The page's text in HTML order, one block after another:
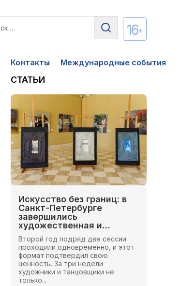
16+
Контакты
Международные события
СТАТЬИ
Искусство без границ: в
Санкт-Петербурге
завершились
художественная и
хореографическая сессии
Школы Иннопрактики.
Второй год подряд две сессии
проходили одновременно, и этот
формат подтвердил свою
ценность. За три недели
художники и танцовщики не
только...